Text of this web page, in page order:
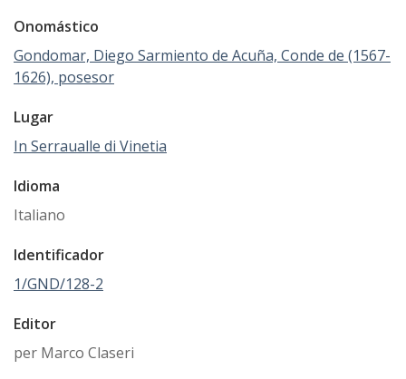
Onomástico
Gondomar, Diego Sarmiento de Acuña, Conde de (1567-
1626), posesor
Lugar
In Serraualle di Vinetia
Idioma
Italiano
Identificador
1/GND/128-2
Editor
per Marco Claseri